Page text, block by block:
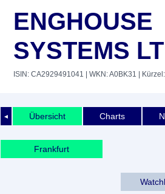
ENGHOUSE
SYSTEMS
ISIN: CA2929491041 | WKN: A0BK31 |
◄ Übersicht Charts
Frankfurt